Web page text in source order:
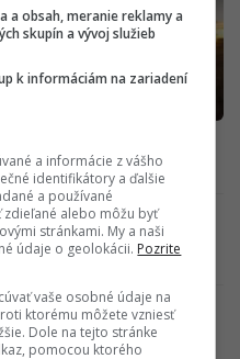
roje. Tieto dni
a pozri sa na oblohu.
kométa Borelly, zdrží
mať vynikajúce
meteorického roja
si chystajú predstavenie
a obsah, meranie reklamy a
skupín a vývoj služieb
k informáciám na zariadení
a informácie z vášho
identifikátory a ďalšie
a používané
alebo môžu byť
stránkami. My a naši
údaje o geolokácii. Pozrite
vaše osobné údaje na
ktorému môžete vzniesť
Dole na tejto stránke
pomocou ktorého